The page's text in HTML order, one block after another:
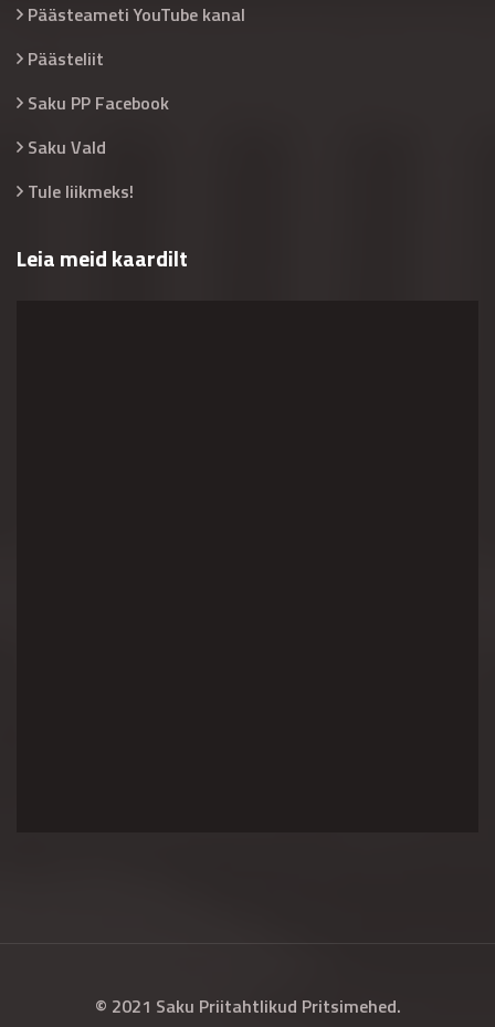
Päästeameti YouTube kanal
Päästeliit
Saku PP Facebook
Saku Vald
Tule liikmeks!
Leia meid kaardilt
© 2021 Saku Priitahtlikud Pritsimehed.